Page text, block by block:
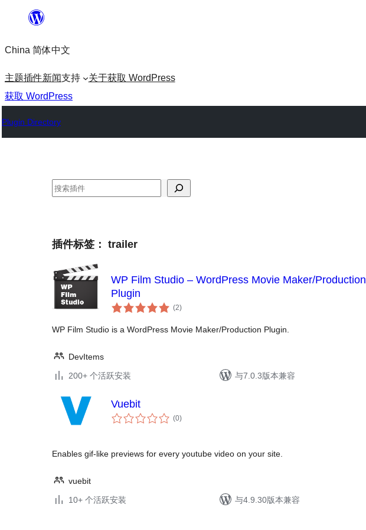
内
容
China 简体中文
主题插件新闻支持 关于获取 WordPress
获取 WordPress
Plugin Directory
搜
插件标签： trailer
WP Film Studio – WordPress Movie Maker/Production
Plugin
(2总
评)
WP Film Studio is a WordPress Movie Maker/Production Plugin.
DevItems
200+ 个活跃安装
与7.0.3版本兼容
Vuebit
(0总
评)
Enables gif-like previews for every youtube video on your site.
vuebit
10+ 个活跃安装
与4.9.30版本兼容